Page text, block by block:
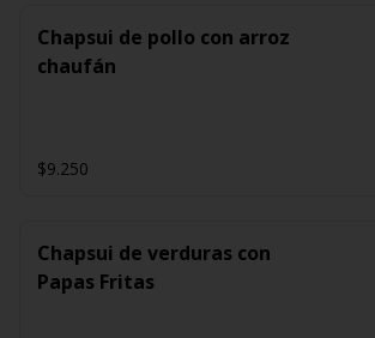
Chapsui de pollo con arroz
chaufán
$9.250
Chapsui de verduras con
Papas Fritas